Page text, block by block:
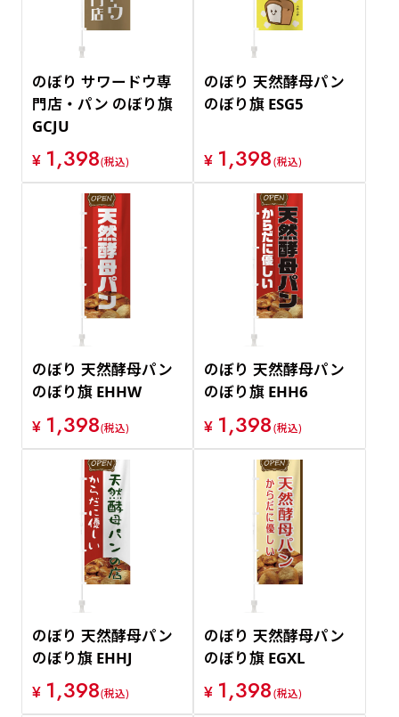
のぼり サワードウ専
門店・パン のぼり旗
GCJU
¥ 1,398(税込)
のぼり 天然酵母パン
のぼり旗 ESG5
¥ 1,398(税込)
のぼり 天然酵母パン
のぼり旗 EHHW
¥ 1,398(税込)
のぼり 天然酵母パン
のぼり旗 EHH6
¥ 1,398(税込)
のぼり 天然酵母パン
のぼり旗 EHHJ
¥ 1,398(税込)
のぼり 天然酵母パン
のぼり旗 EGXL
¥ 1,398(税込)